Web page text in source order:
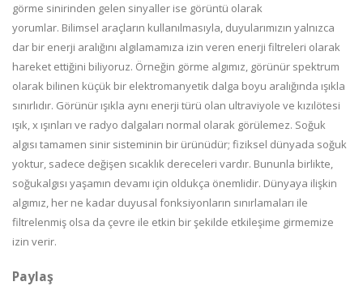
görme sinirinden gelen sinyaller ise görüntü olarak
yorumlar. Bilimsel araçların kullanılmasıyla, duyularımızın yalnızca
dar bir enerji aralığını algılamamıza izin veren enerji filtreleri olarak
hareket ettiğini biliyoruz. Örneğin görme algımız, görünür spektrum
olarak bilinen küçük bir elektromanyetik dalga boyu aralığında ışıkla
sınırlıdır. Görünür ışıkla aynı enerji türü olan ultraviyole ve kızılötesi
ışık, x ışınları ve radyo dalgaları normal olarak görülemez. Soğuk
algısı tamamen sinir sisteminin bir ürünüdür; fiziksel dünyada soğuk
yoktur, sadece değişen sıcaklık dereceleri vardır. Bununla birlikte,
soğukalgısı yaşamın devamı için oldukça önemlidir. Dünyaya ilişkin
algımız, her ne kadar duyusal fonksiyonların sınırlamaları ile
filtrelenmiş olsa da çevre ile etkin bir şekilde etkileşime girmemize
izin verir.
Paylaş